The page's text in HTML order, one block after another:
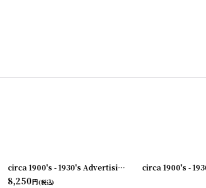
[231003-08]
circa 1900's - 1930's Advertising Clip PAPER BOXES...
8,250円(税込)